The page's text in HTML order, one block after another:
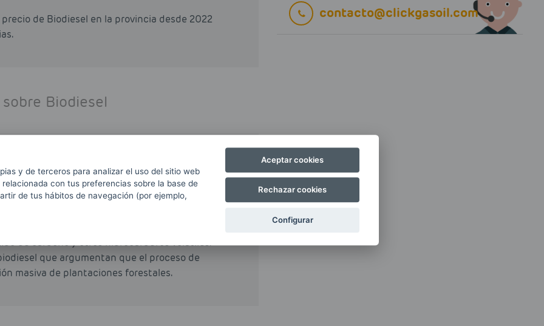
de Biodiesel en la provincia desde 2022
Biodiesel
de grasas naturales como grasas animales o
industriales de esterificación y
total del petrodiésel o gasóleo obtenido a
de forma muy notable las emisiones
de carbono y otros hidrocarburos volátiles.
que argumentan que el proceso de
masiva de plantaciones forestales.
contacto@clickgasoil.com
y de terceros para analizar el uso del sitio web
con tus preferencias sobre la base de
de tus hábitos de navegación (por ejemplo,
Aceptar cookies
Rechazar cookies
Configurar